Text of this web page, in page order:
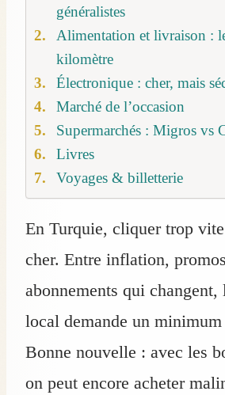
généralistes
Alimentation et livraison :
kilomètre
Électronique : cher, mais
Marché de l’occasion
Supermarchés : Migros vs
Livres
Voyages & billetterie
En Turquie, cliquer trop
cher. Entre inflation,
abonnements qui changent,
local demande un minimum
Bonne nouvelle : avec les
on peut encore acheter